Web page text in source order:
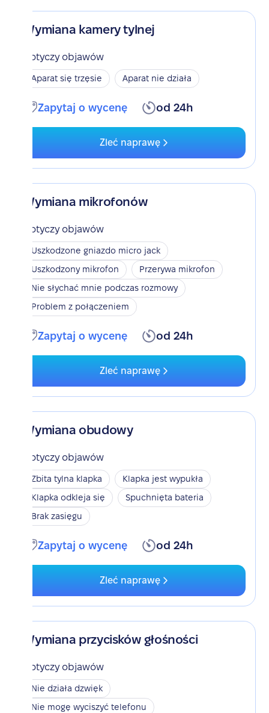
Wymiana kamery tylnej
Dotyczy objawów
Aparat się trzęsie Aparat nie działa
Zapytaj o wycenę od 24h
Zleć naprawę
Wymiana mikrofonów
Dotyczy objawów
Uszkodzone gniazdo micro jack
Uszkodzony mikrofon
Przerywa mikrofon
Nie słychać mnie podczas rozmowy
Problem z połączeniem
Zapytaj o wycenę od 24h
Zleć naprawę
Wymiana obudowy
Dotyczy objawów
Zbita tylna klapka
Klapka jest wypukła
Klapka odkleja się
Spuchnięta bateria
Brak zasięgu
Zapytaj o wycenę od 24h
Zleć naprawę
Wymiana przycisków głośności
Dotyczy objawów
Nie działa dzwięk
Nie mogę wyciszyć telefonu